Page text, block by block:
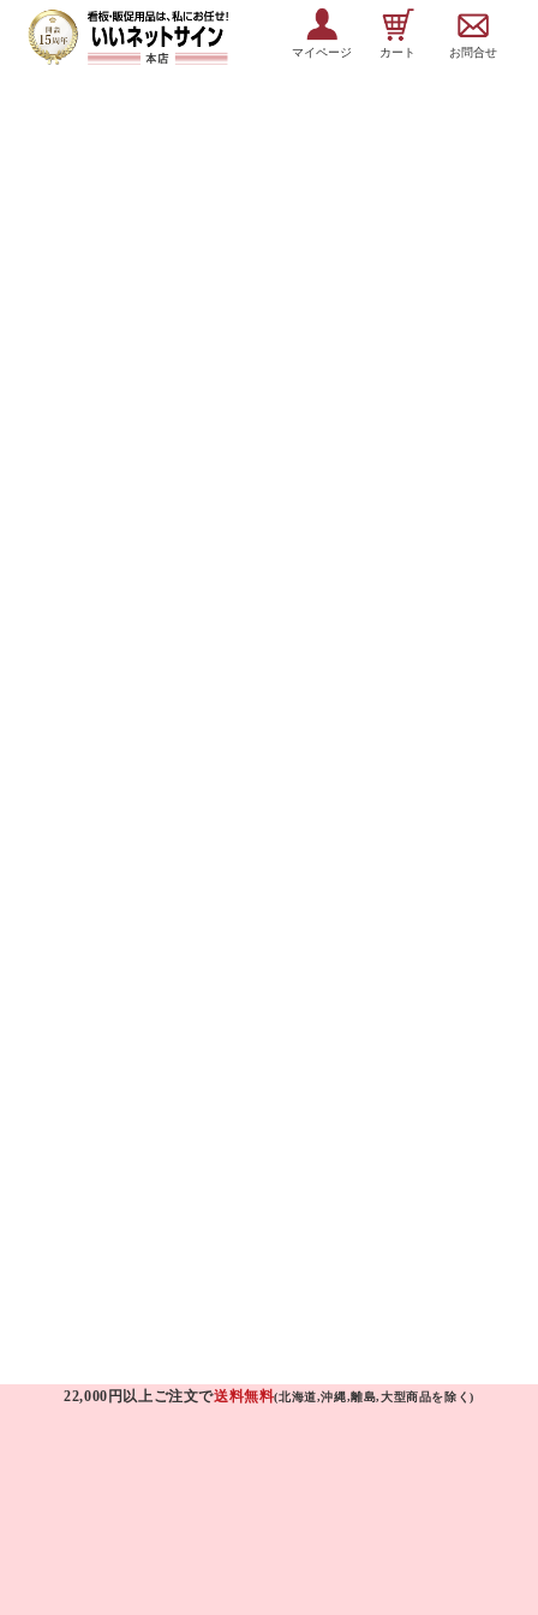
マイページ カート お問合せ
22,000円以上ご注文で送料無料(北海道,沖縄,離島,大型商品を除く)